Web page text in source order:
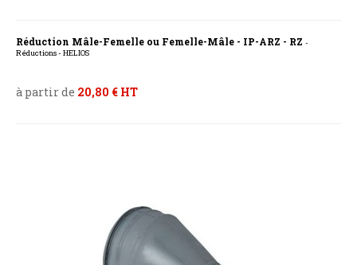
Réduction Mâle-Femelle ou Femelle-Mâle - IP-ARZ - RZ -
Réductions - HELIOS
à partir de 20,80 € HT